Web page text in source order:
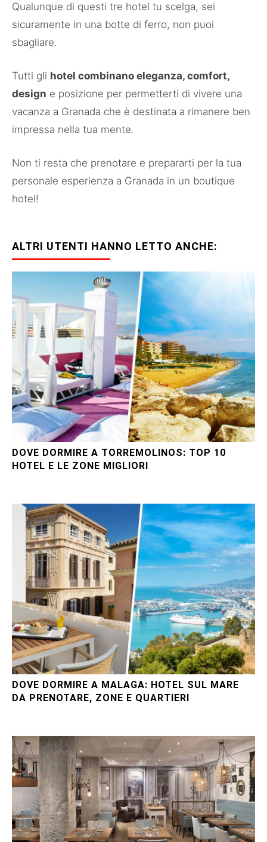
Qualunque di questi tre hotel tu scelga, sei
sicuramente in una botte di ferro, non puoi
sbagliare.
Tutti gli hotel combinano eleganza, comfort,
design e posizione per permetterti di vivere una
vacanza a Granada che è destinata a rimanere ben
impressa nella tua mente.
Non ti resta che prenotare e prepararti per la tua
personale esperienza a Granada in un boutique
hotel!
ALTRI UTENTI HANNO LETTO ANCHE:
DOVE DORMIRE A TORREMOLINOS: TOP 10
HOTEL E LE ZONE MIGLIORI
DOVE DORMIRE A MALAGA: HOTEL SUL MARE
DA PRENOTARE, ZONE E QUARTIERI